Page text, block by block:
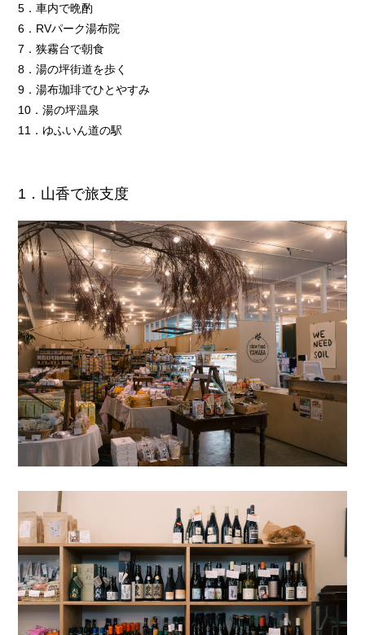
5．車内で晩酌
6．RVパーク湯布院
7．狭霧台で朝食
8．湯の坪街道を歩く
9．湯布珈琲でひとやすみ
10．湯の坪温泉
11．ゆふいん道の駅
1．山香で旅支度